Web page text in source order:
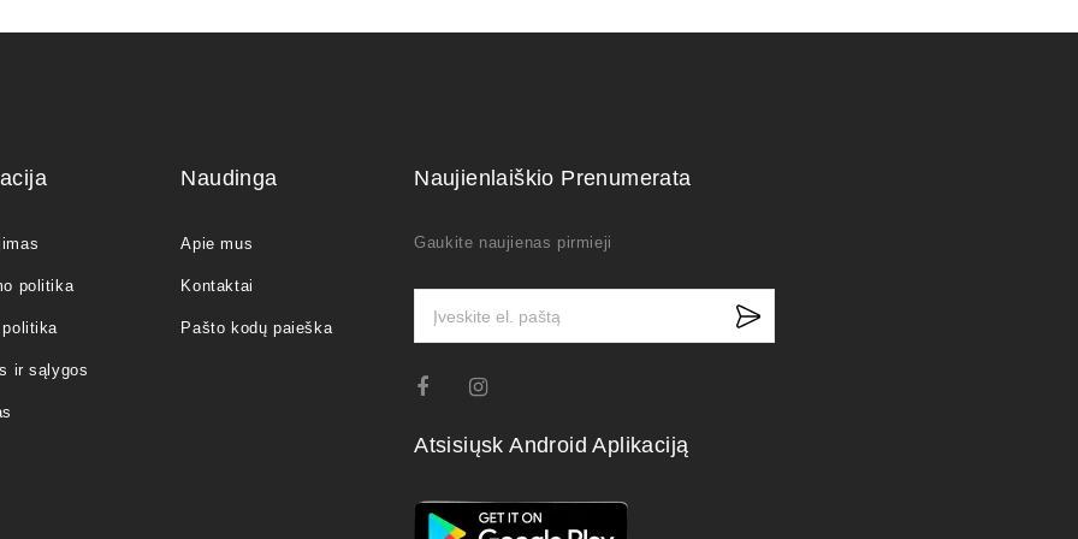
politika
ir sąlygos
Naudinga
Apie mus
Kontaktai
Pašto kodų paieška
Naujienlaiškio Prenumerata
Gaukite naujienas pirmieji
Atsisiųsk Android Aplikaciją